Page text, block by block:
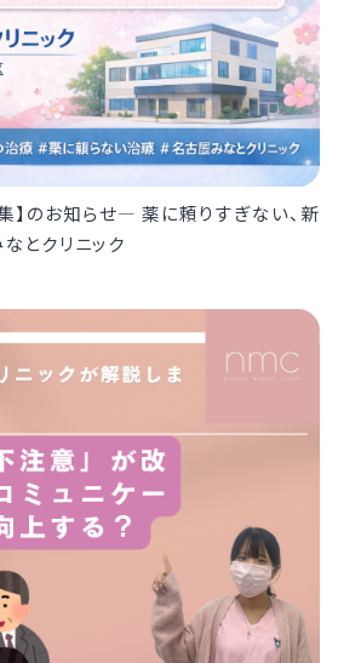
】のお知らせ― 薬に頼りすぎない、新
とクリニック